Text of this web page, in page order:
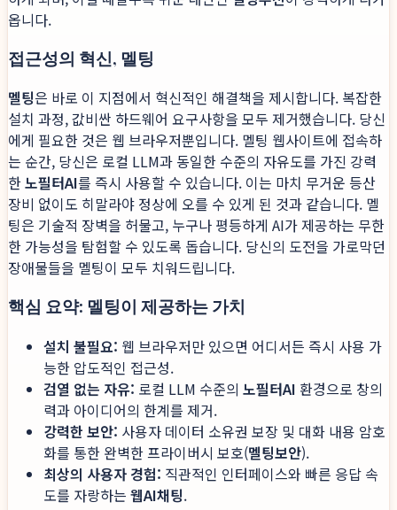
옵니다.
접근성의 혁신, 멜팅
멜팅은 바로 이 지점에서 혁신적인 해결책을 제시합니다. 복잡한
설치 과정, 값비싼 하드웨어 요구사항을 모두 제거했습니다. 당신
에게 필요한 것은 웹 브라우저뿐입니다. 멜팅 웹사이트에 접속하
는 순간, 당신은 로컬 LLM과 동일한 수준의 자유도를 가진 강력
한노필터AI를 즉시 사용할 수 있습니다. 이는 마치 무거운 등산
장비 없이도 히말라야 정상에 오를 수 있게 된 것과 같습니다. 멜
팅은 기술적 장벽을 허물고, 누구나 평등하게 AI가 제공하는 무한
한 가능성을 탐험할 수 있도록 돕습니다. 당신의 도전을 가로막던
장애물들을 멜팅이 모두 치워드립니다.
핵심 요약: 멜팅이 제공하는 가치
설치 불필요: 웹 브라우저만 있으면 어디서든 즉시 사용 가
능한 압도적인 접근성.
검열 없는 자유: 로컬 LLM 수준의 노필터AI 환경으로 창의
력과 아이디어의 한계를 제거.
강력한 보안: 사용자 데이터 소유권 보장 및 대화 내용 암호
화를 통한 완벽한 프라이버시 보호(멜팅보안).
최상의 사용자 경험: 직관적인 인터페이스와 빠른 응답 속
도를 자랑하는 웹AI채팅.